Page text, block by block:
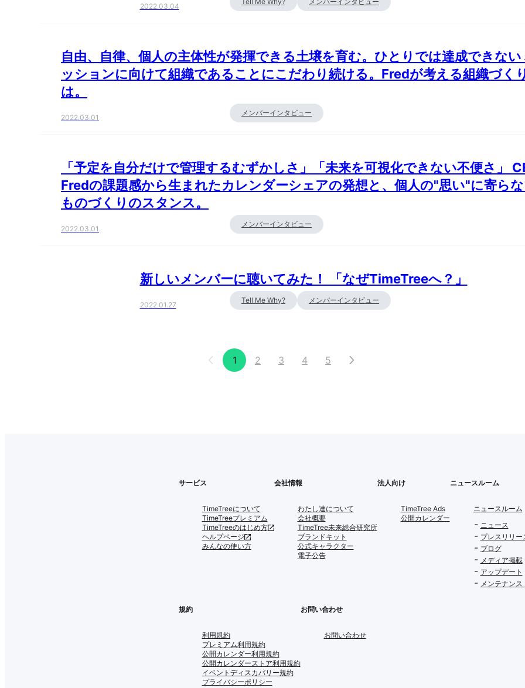
2022.03.04
自由、自律、個人の主体性が発揮できる土壌を育む。ひとりでは達成できない
ッションに向けて組織であることにこだわり続ける。Fredが考える組織づく
は。
2022.03.01
メンバーインタビュー
「予定を自分だけで管理するむずかしさ」「未来を可視化できない不便さ」 CEO
Fredの課題感から生まれたカレンダーシェアの発想と、個人の"思い"に寄ら
ものづくりのスタンス。
2022.03.01
メンバーインタビュー
新しいメンバーに聴いてみた！ 「なぜTimeTreeへ？」
2022.01.27
Tell Me Why? メンバーインタビュー
1 2 3 4 5
サービス
TimeTreeについて
TimeTreeプレミアム
TimeTreeのはじめ方
ヘルプページ
みんなの使い方
会社情報
わたし達について
会社概要
TimeTree未来総合研究所
ブランドキット
公式キャラクター
電子公告
法人向け
TimeTree Ads
公開カレンダー
ニュースルーム
ニュースルーム
ニュース
プレスリリー
ブログ
メディア掲載
アップデート
メンテナン
規約
利用規約
プレミアム利用規約
公開カレンダー利用規約
公開カレンダーストア利用規約
イベントディスカバリー規約
プライバシーポリシー
お問い合わせ
お問い合わせ